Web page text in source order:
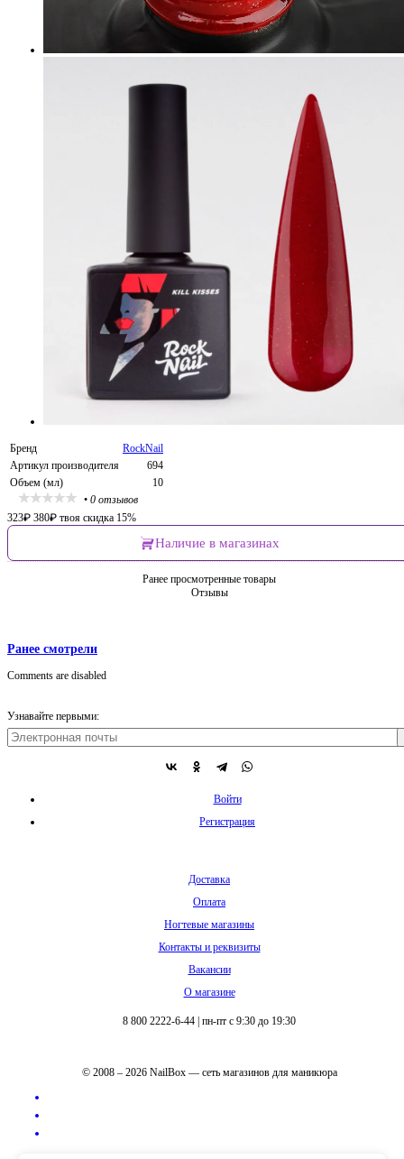
Бренд
RockNail
Артикул производителя
694
Объем (мл)
10
• 0 отзывов
323₽ 380₽ твоя скидка 15%
Наличие в магазинах
Ранее просмотренные товары
Отзывы
Ранее смотрели
Comments are disabled
Узнавайте первыми:
Войти
Регистрация
Доставка
Оплата
Ногтевые магазины
Контакты и реквизиты
Вакансии
О магазине
8 800 2222-6-44 пн-пт с 9:30 до 19:30
© 2008 – 2026 NailBox — сеть магазинов для маникюра